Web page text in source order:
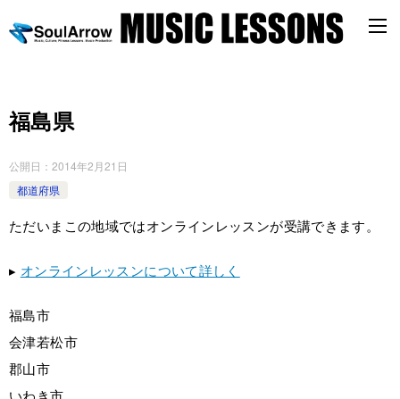
福島県
公開日： 2014年2月21日
都道府県
ただいまこの地域ではオンラインレッスンが受講できます。
▸ オンラインレッスンについて詳しく
福島市
会津若松市
郡山市
いわき市